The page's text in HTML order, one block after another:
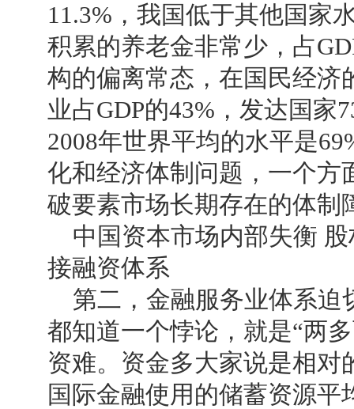
11.3%，我国低于其他国家
积累的养老金非常少，占
构的偏离常态，在国民经济
业占GDP的43%，发达国家
2008年世界平均的水平是
化和经济体制问题，一个方
破要素市场长期存在的体制
中国资本市场内部失衡 股
接融资体系
第二，金融服务业体系迫
都知道一个悖论，就是“两
资难。资金多大家说是相
国际金融使用的储蓄资源平